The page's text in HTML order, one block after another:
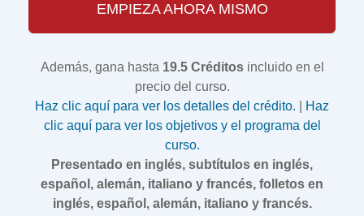
EMPIEZA AHORA MISMO
Además, gana hasta 19.5 Créditosincluido en el
precio del curso.
Haz clic aquí para ver los detalles del crédito.
Haz
clic aquí para ver los objetivos y el programa del
curso.
Presentado en inglés, subtítulos en inglés,
español, alemán, italiano y francés, folletos en
inglés, español, alemán, italiano y francés.